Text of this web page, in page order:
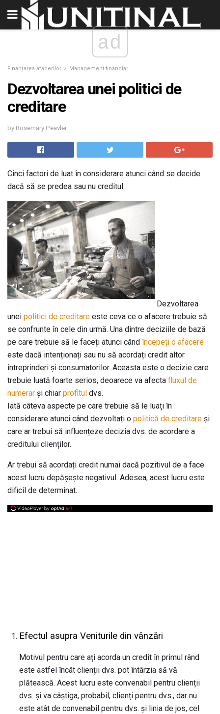
ad
Finanțarea afacerilor Management financiar
Dezvoltarea unei politici de
creditare
by Rosemary Peavler
Cinci factori de luat în considerare atunci când se decide
dacă să se predea sau nu creditul.
Dezvoltarea
unei politici de creditare este ceva ce o afacere trebuie să
se confrunte în cele din urmă. Una dintre deciziile de bază
pe care trebuie să le faceți atunci când începeți o afacere
este dacă intenționați sau nu să acordați credit altor
întreprinderi și consumatorilor. Aceasta este o decizie care
trebuie luată foarte serios, deoarece va afecta fluxul de
numerar și chiar profitul dvs.
Iată câteva aspecte pe care trebuie să le luați în
considerare atunci când dezvoltați o politică de creditare și
care ar trebui să influențeze decizia dvs. de acordare a
creditului clienților.
Ar trebui să acordați credit numai dacă pozitivul de a face
acest lucru depășește negativul. Adesea, acest lucru este
dificil de determinat.
Efectul asupra Veniturile din vânzări
Motivul pentru care ați acorda un credit în primul rând
este astfel încât clienții dvs. pot întârzia să vă
plătească. Acest lucru este convenabil pentru clienții
dvs. și va câștiga, probabil, clienți pentru dvs., dar nu
este atât de convenabil pentru dvs. și linia de jos, cel